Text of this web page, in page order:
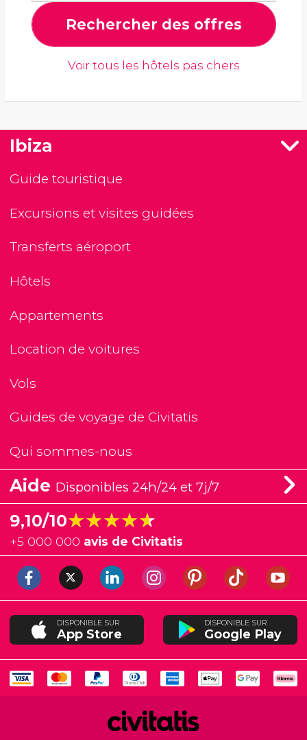
Rechercher des offres
Voir tous les hôtels pas chers
Ibiza
Guide touristique
Excursions et visites guidées
Transferts aéroport
Hôtels
Appartements
Location de voitures
Vols
Guides de voyage de Civitatis
Qui sommes-nous
Aide Disponibles 24h/24 et 7j/7
9,10/10★★★★★
★★★★★
+5 000 000 avis de Civitatis
DISPONIBLE SUR
App Store
DISPONIBLE SUR
Google Play